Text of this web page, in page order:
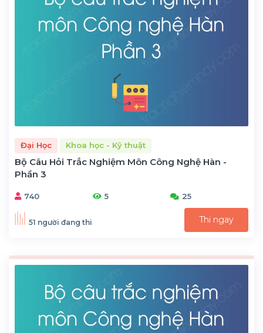
Đại Học Khoa học - Kỹ thuật
Bộ Câu Hỏi Trắc Nghiệm Môn Công Nghệ Hàn -
Phần 3
740 5 25
51 người đang thi Thi ngay